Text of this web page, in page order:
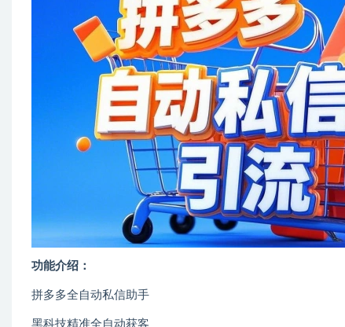
功能介绍：
拼多多全自动私信助手
黑科技精准全自动获客